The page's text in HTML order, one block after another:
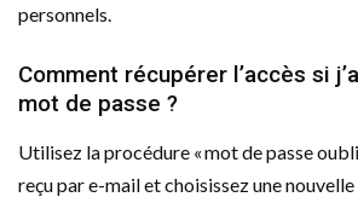
personnels.
Comment récupérer l’accès si
mot de passe ?
Utilisez la procédure « mot de passe
reçu par e-mail et choisissez une